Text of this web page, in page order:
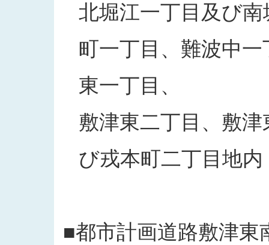
北堀江一丁目及び
町一丁目、難波中
東一丁目、
敷津東二丁目、敷
び戎本町二丁目地内
■都市計画道路敷津東